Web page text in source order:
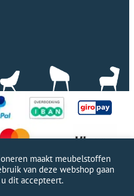
website door Webworx
maakt meubelstoffen
van deze webshop gaan
dit accepteert.